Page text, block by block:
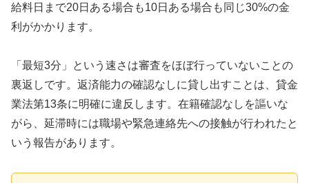
給料日まで20日ある場合も10日ある場合も同じ30%の金
利がかかります。
「最短3分」という速さは審査をほぼ行っていないことの
裏返しです。返済能力の確認なしに貸し出すことは、貸金
業法第13条に明確に違反します。在籍確認なしを謳いな
がら、延滞時には職場や緊急連絡先への接触が行われたと
いう報告があります。